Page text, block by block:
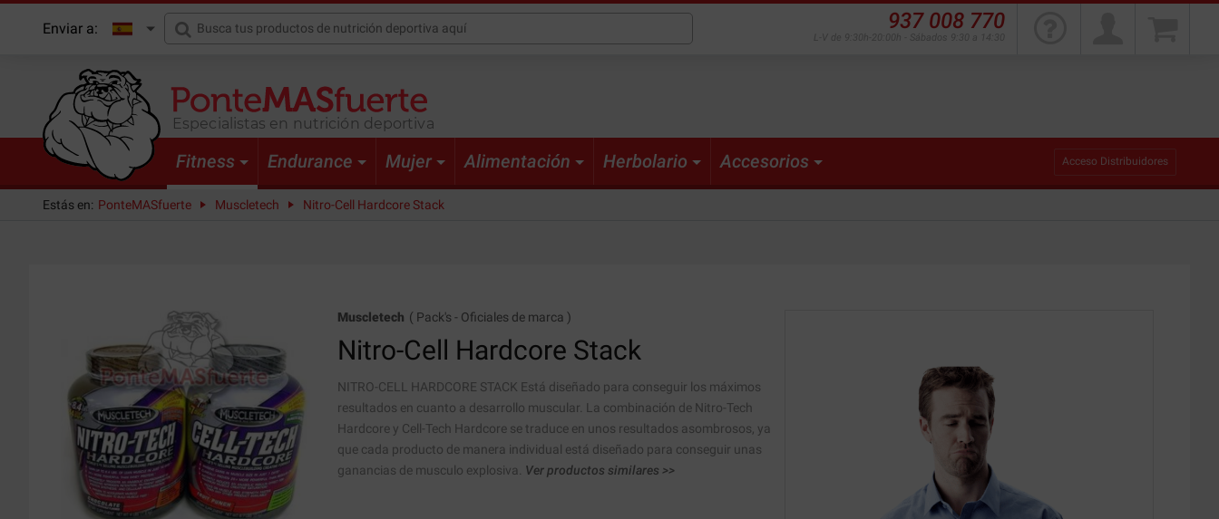
Enviar a: 937 008 770
Especialistas en nutrición deportiva
Fitness Endurance Mujer Alimentación Herbolario Accesorios Acceso Distribuidores
Estás en: PonteMASfuerte Muscletech Nitro-Cell Hardcore Stack
Muscletech ( Pack's - Oficiales de marca )
Nitro-Cell Hardcore Stack
NITRO-CELL HARDCORE STACK Está diseñado para conseguir los máximos
resultados en cuanto a desarrollo muscular. La combinación de Nitro-Tech
Hardcore y Cell-Tech Hardcore se traduce en unos resultados asombrosos, ya
que cada producto de manera individual está diseñado para conseguir unas
ganancias de musculo explosiva. Ver productos similares >>